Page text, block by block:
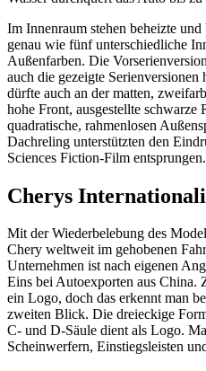
Im Innenraum stehen beheizte
genau wie fünf unterschiedliche
Außenfarben. Die
auch die gezeigte Serienversionen
dürfte auch an der matten,
hohe Front, ausgestellte schwarze
quadratische, rahmenlosen
Dachreling unterstützten den
Sciences Fiction-Film entsprungen.
Cherys
Mit der Wiederbelebung des
Chery weltweit im gehobenen
Unternehmen ist nach eigenen
Eins bei Autoexporten aus China.
ein Logo, doch das erkennt man
zweiten Blick. Die dreieckige
C- und D-Säule dient als Logo.
Scheinwerfern, Einstiegsleisten